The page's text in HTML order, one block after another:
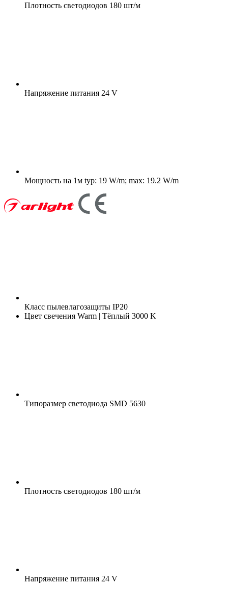
Плотность светодиодов 180 шт/м
Напряжение питания 24 V
Мощность на 1м typ: 19 W/m; max: 19.2 W/m
Класс пылевлагозащиты IP20
Цвет свечения Warm | Тёплый 3000 K
Типоразмер светодиода SMD 5630
Плотность светодиодов 180 шт/м
Напряжение питания 24 V